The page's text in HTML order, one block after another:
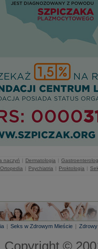
naczyń | Dermatologia |
Ortopedia | Psychiatria | Proktologia |
| Seks w Zdrowym Mieście |
Copyright ©